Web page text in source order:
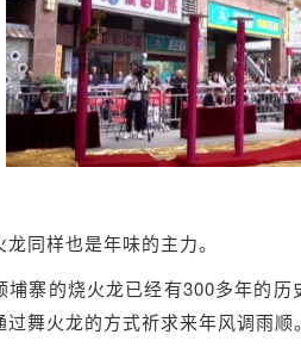
同样也是年味的主力。
埔寨的烧火龙已经有300多年的
过舞火龙的方式祈求来年风调雨顺